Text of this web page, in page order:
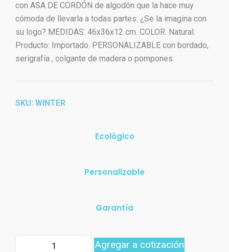
con ASA DE CORDÓN de algodón que la hace muy
cómoda de llevarla a todas partes. ¿Se la imagina con
su logo? MEDIDAS: 46x36x12 cm. COLOR: Natural.
Producto: Importado. PERSONALIZABLE con bordado,
serigrafía , colgante de madera o pompones.
SKU: WINTER
Ecológico
Personalizable
Garantía
Agregar a cotización